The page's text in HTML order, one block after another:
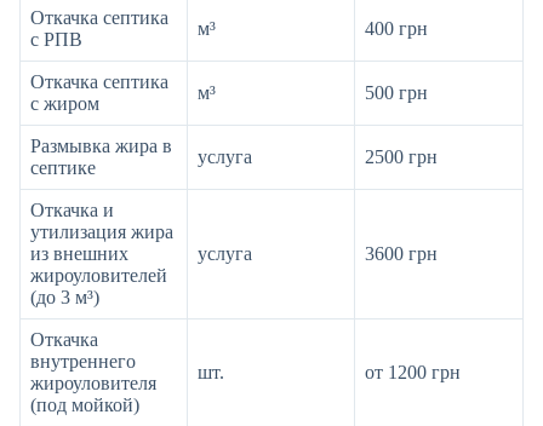
Откачка септика
с РПВ
м³ 400 грн
Откачка септика
с жиром
м³ 500 грн
Размывка жира в
септике
услуга 2500 грн
Откачка и
утилизация жира
из внешних
жироуловителей
(до 3 м³)
услуга 3600 грн
Откачка
внутреннего
жироуловителя
(под мойкой)
шт. от 1200 грн